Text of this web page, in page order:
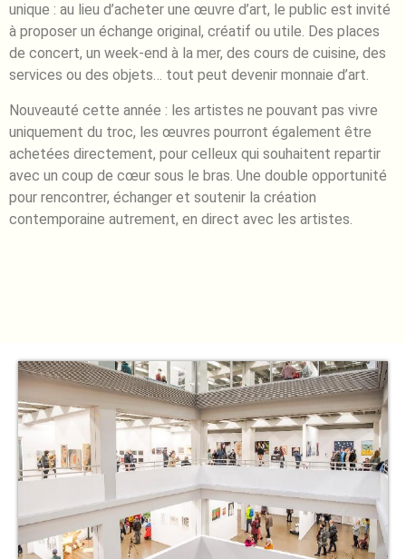
unique : au lieu d’acheter une œuvre d’art, le public est invité
à proposer un échange original, créatif ou utile. Des places
de concert, un week-end à la mer, des cours de cuisine, des
services ou des objets… tout peut devenir monnaie d’art.
Nouveauté cette année : les artistes ne pouvant pas vivre
uniquement du troc, les œuvres pourront également être
achetées directement, pour celleux qui souhaitent repartir
avec un coup de cœur sous le bras. Une double opportunité
pour rencontrer, échanger et soutenir la création
contemporaine autrement, en direct avec les artistes.